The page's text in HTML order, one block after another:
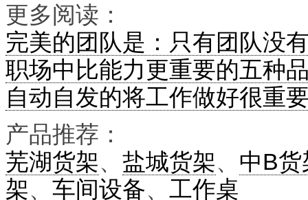
更多阅读：
完美的团队是：只有团队没
职场中比能力更重要的五种
自动自发的将工作做好很重
产品推荐：
芜湖货架、 盐城货架、 中B货
架、 车间设备、 工作桌